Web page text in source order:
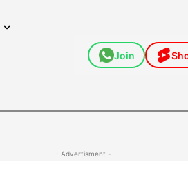
Join
- Advertisment -